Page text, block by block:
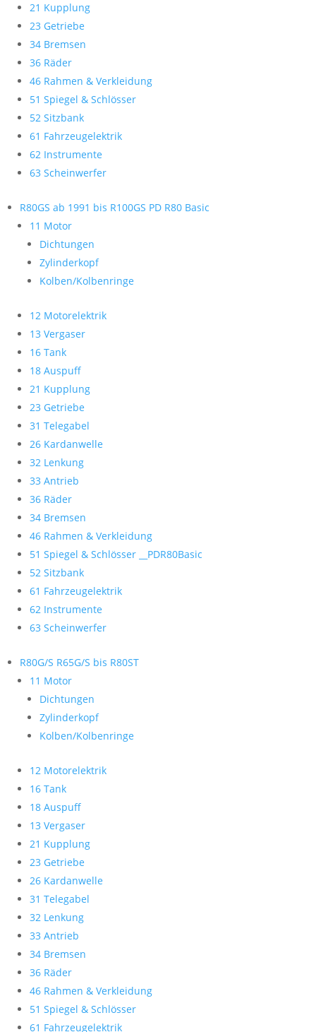
21 Kupplung
23 Getriebe
34 Bremsen
36 Räder
46 Rahmen & Verkleidung
51 Spiegel & Schlösser
52 Sitzbank
61 Fahrzeugelektrik
62 Instrumente
63 Scheinwerfer
R80GS ab 1991 bis R100GS PD R80 Basic
11 Motor
Dichtungen
Zylinderkopf
Kolben/Kolbenringe
12 Motorelektrik
13 Vergaser
16 Tank
18 Auspuff
21 Kupplung
23 Getriebe
31 Telegabel
26 Kardanwelle
32 Lenkung
33 Antrieb
36 Räder
34 Bremsen
46 Rahmen & Verkleidung
51 Spiegel & Schlösser __PDR80Basic
52 Sitzbank
61 Fahrzeugelektrik
62 Instrumente
63 Scheinwerfer
R80G/S R65G/S bis R80ST
11 Motor
Dichtungen
Zylinderkopf
Kolben/Kolbenringe
12 Motorelektrik
16 Tank
18 Auspuff
13 Vergaser
21 Kupplung
23 Getriebe
26 Kardanwelle
31 Telegabel
32 Lenkung
33 Antrieb
34 Bremsen
36 Räder
46 Rahmen & Verkleidung
51 Spiegel & Schlösser
61 Fahrzeugelektrik